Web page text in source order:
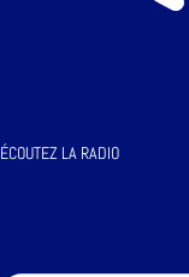
ÉCOUTEZ LA RADIO